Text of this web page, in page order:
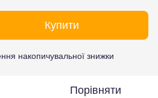
Купити
накопичувальної знижки
Порівняти